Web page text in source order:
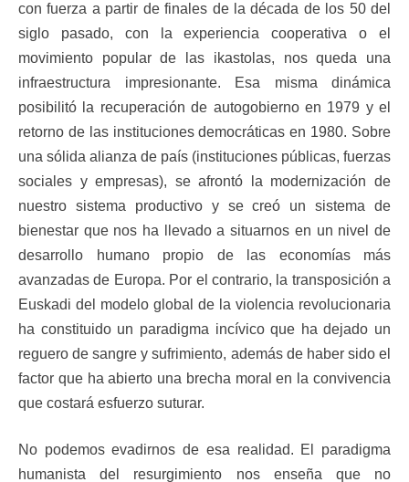
con fuerza a partir de finales de la década de los 50 del
siglo pasado, con la experiencia cooperativa o el
movimiento popular de las ikastolas, nos queda una
infraestructura impresionante. Esa misma dinámica
posibilitó la recuperación de autogobierno en 1979 y el
retorno de las instituciones democráticas en 1980. Sobre
una sólida alianza de país (instituciones públicas, fuerzas
sociales y empresas), se afrontó la modernización de
nuestro sistema productivo y se creó un sistema de
bienestar que nos ha llevado a situarnos en un nivel de
desarrollo humano propio de las economías más
avanzadas de Europa. Por el contrario, la transposición a
Euskadi del modelo global de la violencia revolucionaria
ha constituido un paradigma incívico que ha dejado un
reguero de sangre y sufrimiento, además de haber sido el
factor que ha abierto una brecha moral en la convivencia
que costará esfuerzo suturar.
No podemos evadirnos de esa realidad. El paradigma
humanista del resurgimiento nos enseña que no